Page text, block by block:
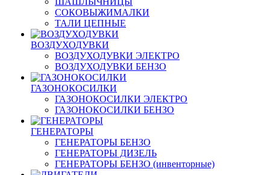
СОКОВЫЖИМАЛКИ
ТАЛИ ЦЕПНЫЕ
ВОЗДУХОДУВКИ
ВОЗДУХОДУВКИ ЭЛЕКТРО
ВОЗДУХОДУВКИ БЕНЗО
ГАЗОНОКОСИЛКИ
ГАЗОНОКОСИЛКИ ЭЛЕКТРО
ГАЗОНОКОСИЛКИ БЕНЗО
ГЕНЕРАТОРЫ
ГЕНЕРАТОРЫ БЕНЗО
ГЕНЕРАТОРЫ ДИЗЕЛЬ
ГЕНЕРАТОРЫ БЕНЗО (инвенторные)